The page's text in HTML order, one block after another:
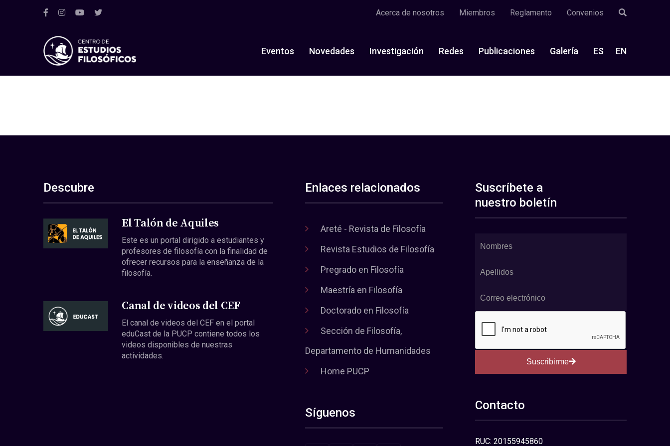
Acerca de nosotros Miembros Reglamento Convenios
Eventos Novedades Investigación Redes Publicaciones Galería ES EN
Descubre
El Talón de Aquiles
Este es un portal dirigido a estudiantes y
profesores de filosofía con la finalidad de
ofrecer recursos para la enseñanza de la
filosofía.
Canal de videos del CEF
El canal de videos del CEF en el portal
eduCast de la PUCP contiene todos los
videos disponibles de nuestras
actividades.
Enlaces relacionados
Areté - Revista de Filosofía
Revista Estudios de Filosofía
Pregrado en Filosofía
Maestría en Filosofía
Doctorado en Filosofía
Sección de Filosofía,
Departamento de Humanidades
Home PUCP
Síguenos
Suscríbete a
nuestro boletín
Suscribirme
Contacto
RUC: 20155945860